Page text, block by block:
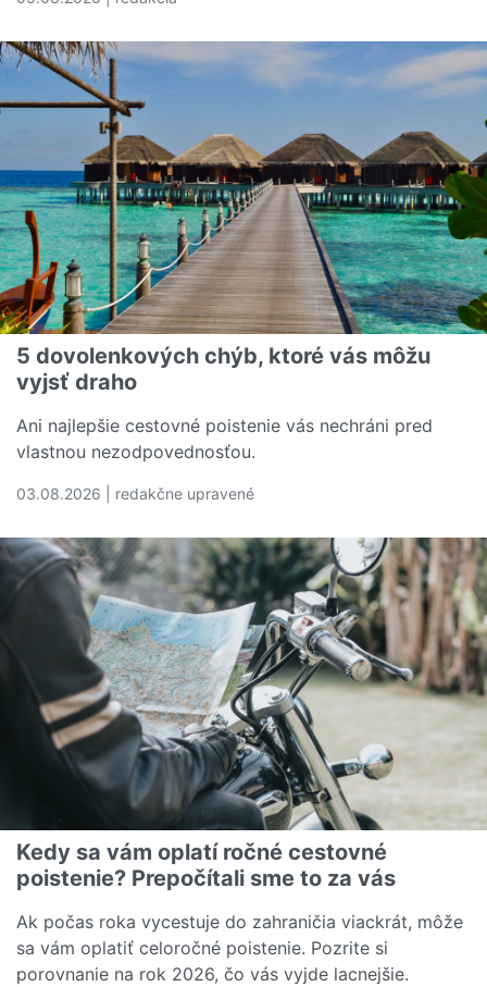
5 dovolenkových chýb, ktoré vás môžu
vyjsť draho
Ani najlepšie cestovné poistenie vás nechráni pred
vlastnou nezodpovednosťou.
03.08.2026 | redakčne upravené
Kedy sa vám oplatí ročné cestovné
poistenie? Prepočítali sme to za vás
Ak počas roka vycestuje do zahraničia viackrát, môže
sa vám oplatiť celoročné poistenie. Pozrite si
porovnanie na rok 2026, čo vás vyjde lacnejšie.